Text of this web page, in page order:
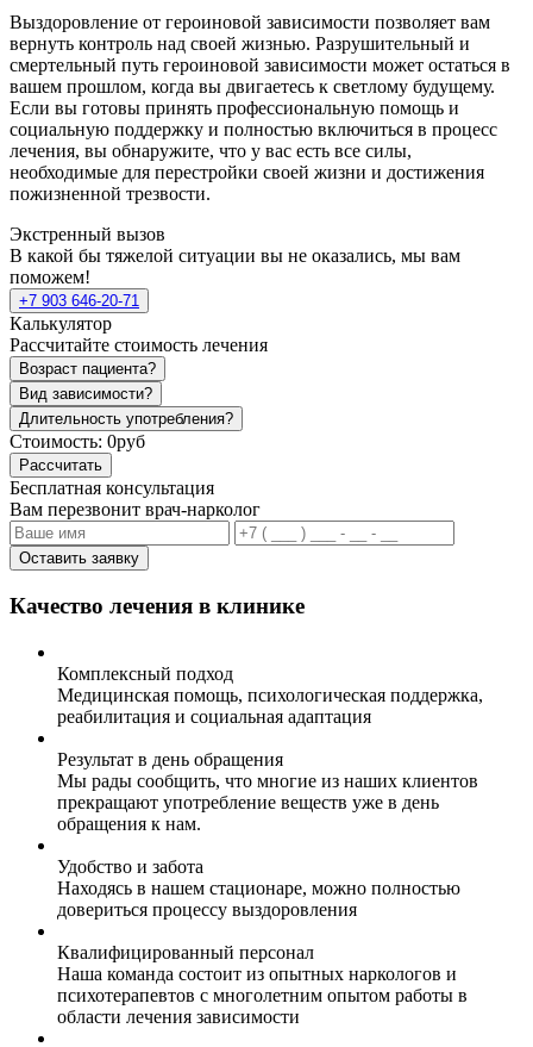
Выздоровление от героиновой зависимости позволяет вам
вернуть контроль над своей жизнью. Разрушительный и
смертельный путь героиновой зависимости может остаться в
вашем прошлом, когда вы двигаетесь к светлому будущему.
Если вы готовы принять профессиональную помощь и
социальную поддержку и полностью включиться в процесс
лечения, вы обнаружите, что у вас есть все силы,
необходимые для перестройки своей жизни и достижения
пожизненной трезвости.
Экстренный вызов
В какой бы тяжелой ситуации вы не оказались, мы вам
поможем!
+7 903 646-20-71
Калькулятор
Рассчитайте стоимость лечения
Возраст пациента?
Вид зависимости?
Длительность употребления?
Стоимость: 0руб
Рассчитать
Бесплатная консультация
Вам перезвонит врач-нарколог
Оставить заявку
Качество лечения в клинике
Комплексный подход
Медицинская помощь, психологическая поддержка,
реабилитация и социальная адаптация
Результат в день обращения
Мы рады сообщить, что многие из наших клиентов
прекращают употребление веществ уже в день
обращения к нам.
Удобство и забота
Находясь в нашем стационаре, можно полностью
довериться процессу выздоровления
Квалифицированный персонал
Наша команда состоит из опытных наркологов и
психотерапевтов с многолетним опытом работы в
области лечения зависимости